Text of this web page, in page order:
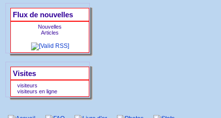
Flux de nouvelles
Nouvelles
Articles
Visites
visiteurs
visiteurs en ligne